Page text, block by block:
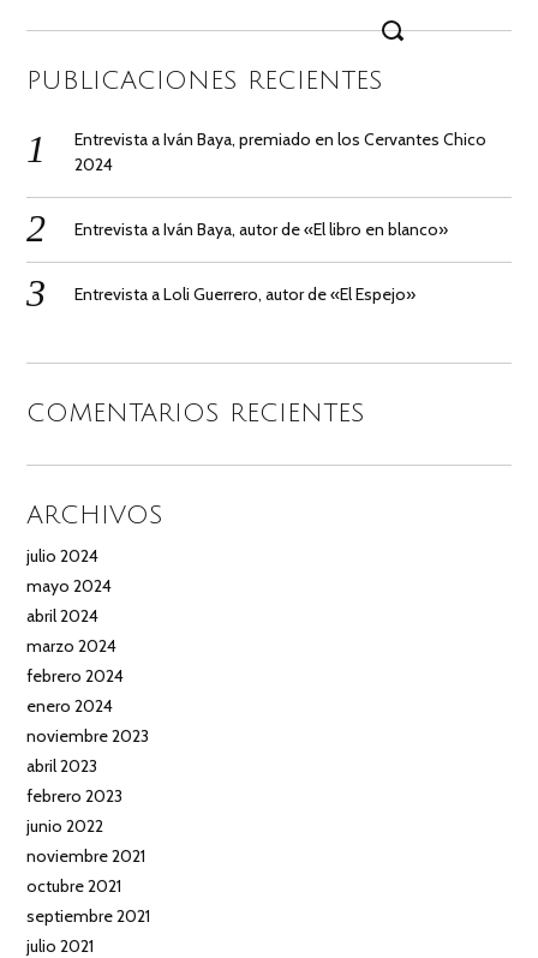
for:
PUBLICACIONES RECIENTES
Entrevista a Iván Baya, premiado en los Cervantes Chico
2024
Entrevista a Iván Baya, autor de «El libro en blanco»
Entrevista a Loli Guerrero, autor de «El Espejo»
COMENTARIOS RECIENTES
ARCHIVOS
julio 2024
mayo 2024
abril 2024
marzo 2024
febrero 2024
enero 2024
noviembre 2023
abril 2023
febrero 2023
junio 2022
noviembre 2021
octubre 2021
septiembre 2021
julio 2021